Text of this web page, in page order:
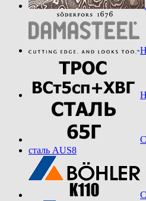
сталь AUS8